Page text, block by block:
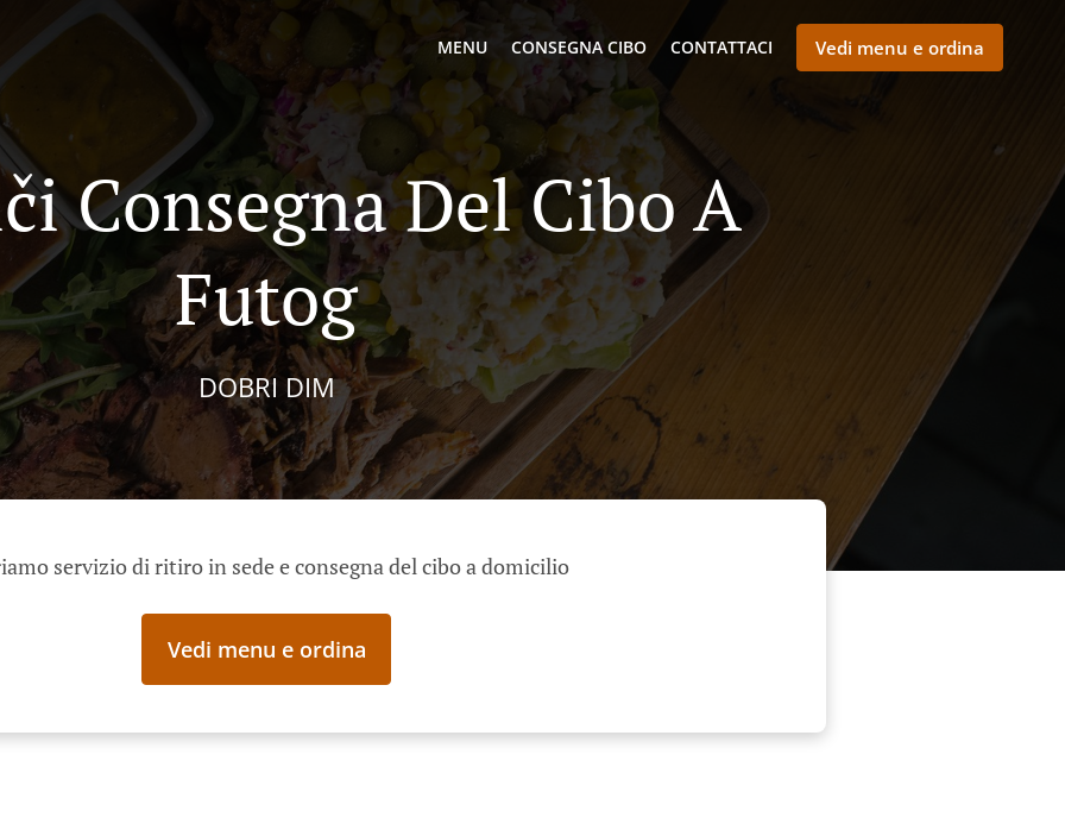
MENU CONSEGNA CIBO CONTATTACI Vedi menu e ordina
Consegna Del Cibo A
Futog
DOBRI DIM
servizio di ritiro in sede e consegna del cibo a domicilio
Vedi menu e ordina